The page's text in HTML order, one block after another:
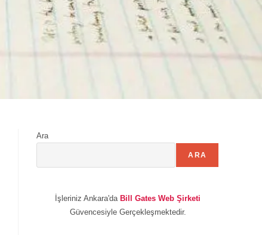
Ara
ARA
İşleriniz Ankara'da Bill Gates Web Şirketi
Güvencesiyle Gerçekleşmektedir.